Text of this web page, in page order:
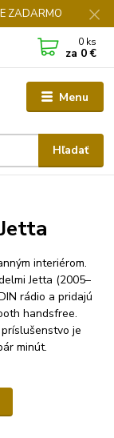
ZADARMO
Menu
Hľadať
0 ks
za 0 €
interiérom.
Jetta (2005–
rádio a pridajú
handsfree.
je
minút.